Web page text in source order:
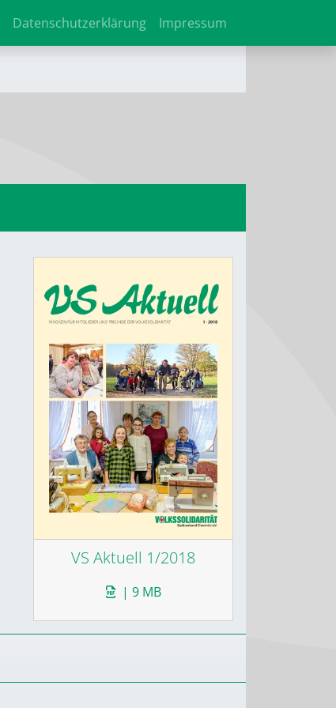
Datenschutzerklärung Impressum
VS Aktuell 1/2018
| 9 MB